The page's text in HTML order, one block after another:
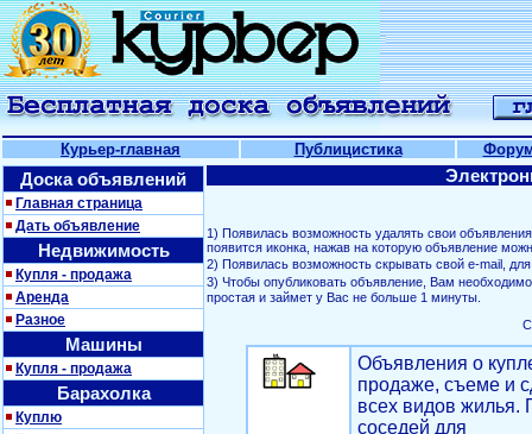
Курьер-главная Публицистика
Доска объявлений
Главная страница
Дать объявление
Недвижимость
Купля - продажа
Аренда
Разное
Машины
Купля - продажа
Барахолка
Куплю
1) Появилась возможность удалять свои
появится иконка, нажав на которую объявление
2) Появилась возможность скрывать свой е-mail,
3) Чтобы опубликовать объявление, Вам
простая и займет у Вас не больше 1 минуты.
Объявления о
продаже, съеме и
всех видов жилья.
соседей для